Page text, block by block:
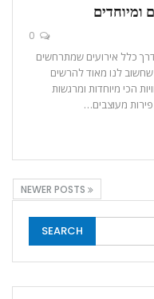
ומיוחדים
כלל אירועים שמתרחשים
לנו מאוד להרשים
הכי מיוחדות ומרגשות
מעוצבים…